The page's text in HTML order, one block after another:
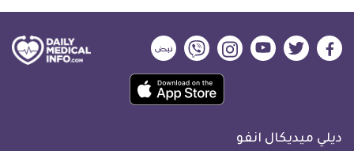
ديلي
فيسبوك
ديلي
تويتر
ديلي
ميديكال
يوتيوب
ديلي
ميديكال
انفو
ديلي
ميديكال
انفو
ديلي
ميديكال
انفو
حمل
تطبيق
ديلي ميديكال انفو